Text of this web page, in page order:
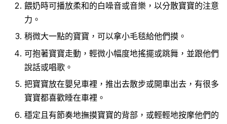
餵奶時可播放柔和的白噪音或音樂，以分散寶寶的注意
力。
稍微大一點的寶寶，可以拿小毛毯給他們摸。
可抱著寶寶走動，輕微小幅度地搖擺或跳舞，並跟他們
說話或唱歌。
把寶寶放在嬰兒車裡，推出去散步或開車出去，有很多
寶寶都喜歡睡在車裡。
穩定且有節奏地撫摸寶寶的背部，或輕輕地按摩他們的